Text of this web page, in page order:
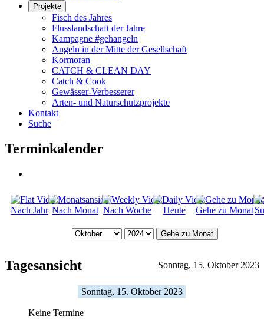
Projekte
Fisch des Jahres
Flusslandschaft der Jahre
Kampagne #gehangeln
Angeln in der Mitte der Gesellschaft
Kormoran
CATCH & CLEAN DAY
Catch & Cook
Gewässer-Verbesserer
Arten- und Naturschutzprojekte
Kontakt
Suche
Terminkalender
Nach Jahr Nach Monat Nach Woche Heute Gehe zu Monat
Gehe zu Monat
Tagesansicht Sonntag, 15. Oktober 2023
Sonntag, 15. Oktober 2023
Keine Termine